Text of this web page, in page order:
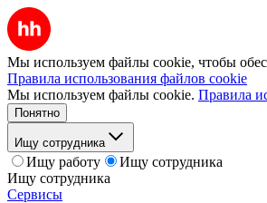
Мы используем файлы cookie, чтобы
Правила использования файлов cookie
Мы используем файлы cookie. Правила
Понятно
Ищу сотрудника
Ищу работу
Ищу сотрудника
Ищу сотрудника
Сервисы